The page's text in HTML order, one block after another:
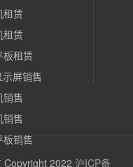
租赁
租赁
板租赁
示屏销售
销售
销售
板销售
Copyright 2022 沪ICP备